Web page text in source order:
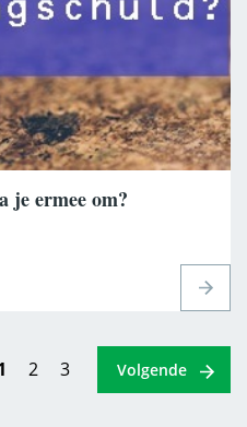
je ermee om?
2 3 Volgende